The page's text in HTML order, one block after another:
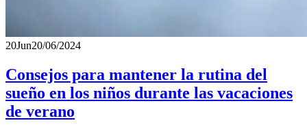
20Jun20/06/2024
Consejos para mantener la rutina del
sueño en los niños durante las vacaciones
de verano